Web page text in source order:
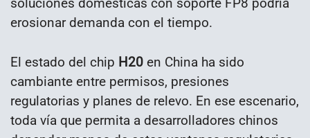
soluciones domésticas con soporte FP8 podría
erosionar demanda con el tiempo.
El estado del chip H20 en China ha sido
cambiante entre permisos, presiones
regulatorias y planes de relevo. En ese escenario,
toda vía que permita a desarrolladores chinos